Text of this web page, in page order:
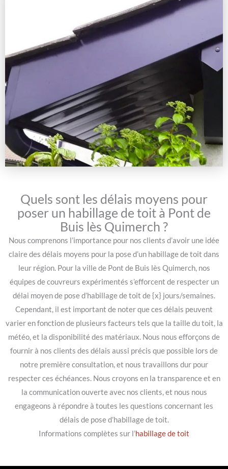
Quels sont les délais moyens pour
poser un habillage de toit à Pont de
Buis lès Quimerch ?
Nous comprenons l’importance pour nos clients d’avoir une idée
claire des délais moyens pour la pose d’un habillage de toit dans
leur région. Pour la ville de Pont de Buis lès Quimerch, nos
équipes de couvreurs expérimentés s’efforcent de respecter un
délai moyen de pose d’habillage de toit de {x} jours/semaines.
Cependant, il est important de noter que ces délais peuvent
varier en fonction de plusieurs facteurs tels que la taille du toit, la
météo, et la disponibilité des matériaux. Nous nous efforçons de
fournir à nos clients des délais aussi précis que possible lors de
notre première consultation, et nous travaillons dur pour
respecter ces échéances. Nous croyons en la transparence et en
la communication ouverte avec nos clients, et nous nous
engageons à répondre à toutes les questions concernant les
délais de pose d’habillage de toit.
Informations complètes sur l’habillage de toit